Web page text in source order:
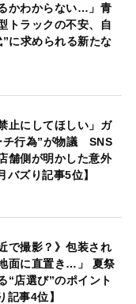
かわからない…」青
トラックの不安、自
に求められる新たな
止にしてほしい」ガ
チ行為”が物議 SNS
舗側が明かした意外
ズり記事5位】
で撮影？》包装され
面に直置き…」 夏祭
“店選び”のポイント
記事4位】